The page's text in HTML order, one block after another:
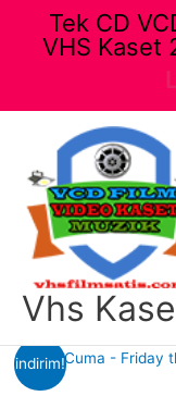
Vhs
indirim!
Tek CD
VHS Kaset